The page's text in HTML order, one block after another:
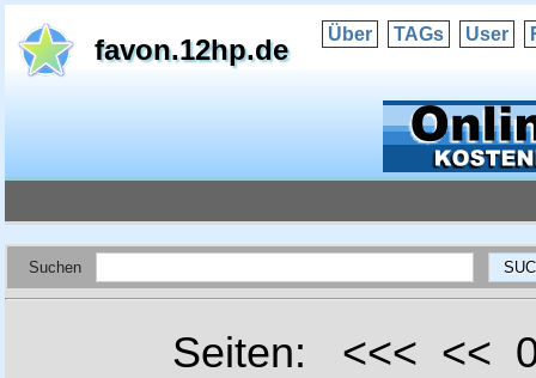
favon.12hp.de Über TAGs User
Suchen
Seiten: <<< <<